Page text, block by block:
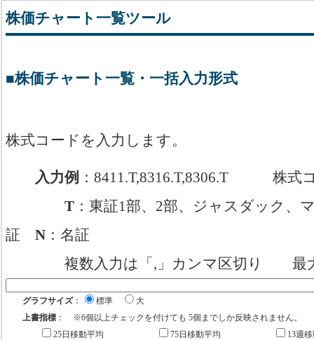
株価チャート一覧ツール
■株価チャート一覧・一括入力形式
株式コードを入力します。
入力例 ：8411.T,8316.T,8306.T 株式
T ：東証1部、2部、ジャスダック
証 N ：名証
複数入力は「,」カンマ区切り 最大
グラフサイズ： 標準
大
上書指標 ： ※6個以上チェックを付けても 5個までしか反映されません。
25日移動平均
75日移動平均
13週